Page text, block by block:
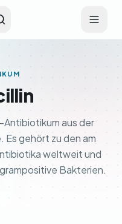
aus der
Es gehört zu den am
weltweit und
Bakterien.